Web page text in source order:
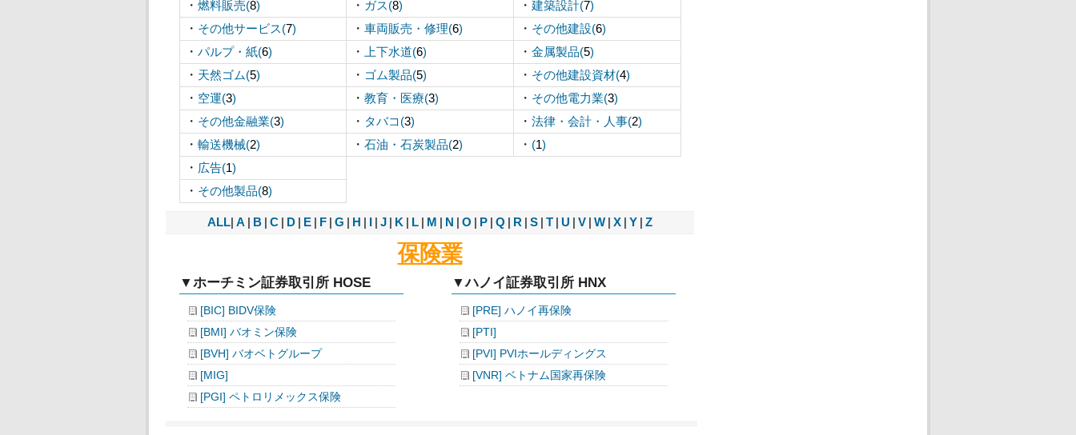
・ 燃料販売(8) ・ ガス(8) ・ 建築設計(7)
・ その他サービス(7) ・ 車両販売・修理(6) ・ その他建設(6)
・ パルプ・紙(6) ・ 上下水道(6) ・ 金属製品(5)
・ 天然ゴム(5) ・ ゴム製品(5) ・ その他建設資材(4)
・ 空運(3) ・ 教育・医療(3) ・ その他電力業(3)
・ その他金融業(3) ・ タバコ(3) ・ 法律・会計・人事(2)
・ 輸送機械(2) ・ 石油・石炭製品(2) ・ (1)
・ 広告(1)
・ その他製品(8)
ALL A B C D E F G H J K L M N O P Q R S T U V W X Y Z
保険業
▼ホーチミン証券取引所 HOSE
[BIC] BIDV保険
[BMI] バオミン保険
[BVH] バオベトグループ
[MIG]
[PGI] ペトロリメックス保険
▼ハノイ証券取引所 HNX
[PRE] ハノイ再保険
[PTI]
[PVI] PVIホールディングス
[VNR] ベトナム国家再保険